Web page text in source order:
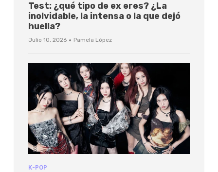
Test: ¿qué tipo de ex eres? ¿La
inolvidable, la intensa o la que dejó
huella?
Julio 10, 2026 · Pamela López
K-POP